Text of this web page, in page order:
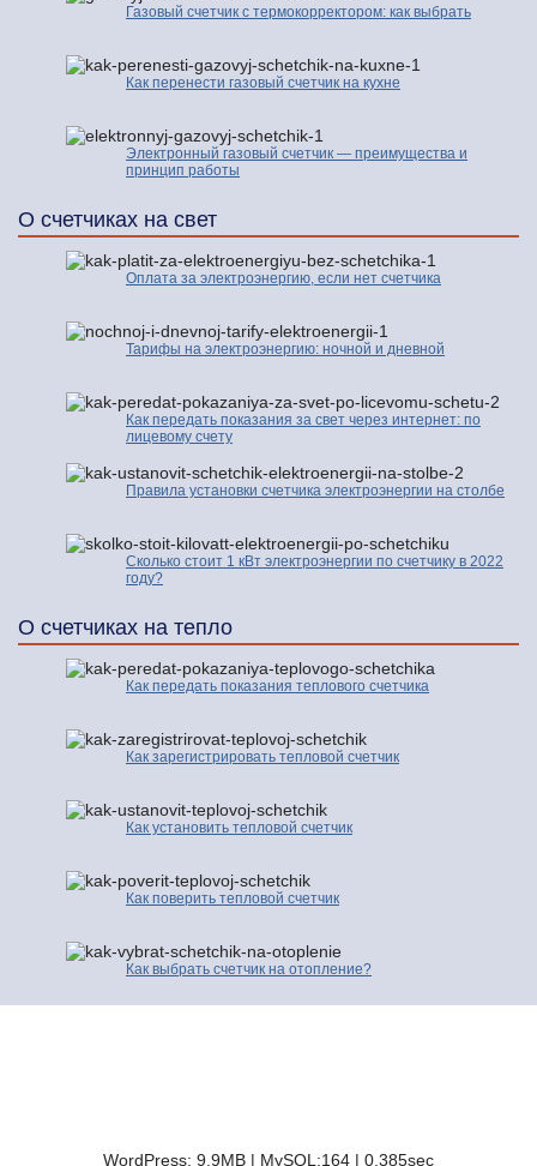
Газовый счетчик с термокорректором: как выбрать
Как перенести газовый счетчик на кухне
Электронный газовый счетчик — преимущества и
принцип работы
О счетчиках на свет
Оплата за электроэнергию, если нет счетчика
Тарифы на электроэнергию: ночной и дневной
Как передать показания за свет через интернет: по
лицевому счету
Правила установки счетчика электроэнергии на столбе
Сколько стоит 1 кВт электроэнергии по счетчику в 2022
году?
О счетчиках на тепло
Как передать показания теплового счетчика
Как зарегистрировать тепловой счетчик
Как установить тепловой счетчик
Как поверить тепловой счетчик
Как выбрать счетчик на отопление?
WordPress: 9.9MB | MySQL:164 | 0,385sec